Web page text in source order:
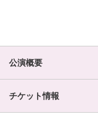
公演概要
チケット情報